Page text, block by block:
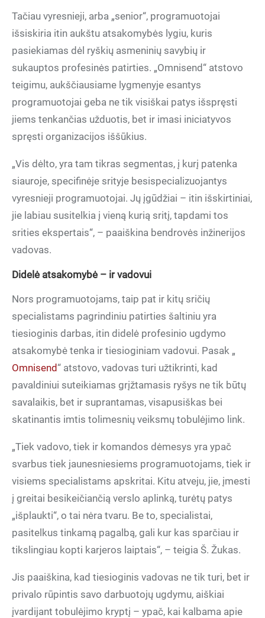
Tačiau vyresnieji, arba „senior“, programuotojai
išsiskiria itin aukštu atsakomybės lygiu, kuris
pasiekiamas dėl ryškių asmeninių savybių ir
sukauptos profesinės patirties. „Omnisend“ atstovo
teigimu, aukščiausiame lygmenyje esantys
programuotojai geba ne tik visiškai patys išspręsti
jiems tenkančias užduotis, bet ir imasi iniciatyvos
spręsti organizacijos iššūkius.
„Vis dėlto, yra tam tikras segmentas, į kurį patenka
siauroje, specifinėje srityje besispecializuojantys
vyresnieji programuotojai. Jų įgūdžiai – itin išskirtiniai,
jie labiau susitelkia į vieną kurią sritį, tapdami tos
srities ekspertais“, – paaiškina bendrovės inžinerijos
vadovas.
Didelė atsakomybė – ir vadovui
Nors programuotojams, taip pat ir kitų sričių
specialistams pagrindiniu patirties šaltiniu yra
tiesioginis darbas, itin didelė profesinio ugdymo
atsakomybė tenka ir tiesioginiam vadovui. Pasak „
Omnisend “ atstovo, vadovas turi užtikrinti, kad
pavaldiniui suteikiamas grįžtamasis ryšys ne tik būtų
savalaikis, bet ir suprantamas, visapusiškas bei
skatinantis imtis tolimesnių veiksmų tobulėjimo link.
„Tiek vadovo, tiek ir komandos dėmesys yra ypač
svarbus tiek jaunesniesiems programuotojams, tiek ir
visiems specialistams apskritai. Kitu atveju, jie, įmesti
į greitai besikeičiančią verslo aplinką, turėtų patys
„išplaukti“, o tai nėra tvaru. Be to, specialistai,
pasitelkus tinkamą pagalbą, gali kur kas sparčiau ir
tikslingiau kopti karjeros laiptais“, – teigia Š. Žukas.
Jis paaiškina, kad tiesioginis vadovas ne tik turi, bet ir
privalo rūpintis savo darbuotojų ugdymu, aiškiai
įvardijant tobulėjimo kryptį – ypač, kai kalbama apie